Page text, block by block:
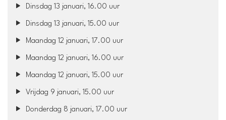
Dinsdag 13 januari, 16.00 uur
Dinsdag 13 januari, 15.00 uur
Maandag 12 januari, 17.00 uur
Maandag 12 januari, 16.00 uur
Maandag 12 januari, 15.00 uur
Vrijdag 9 januari, 15.00 uur
Donderdag 8 januari, 17.00 uur